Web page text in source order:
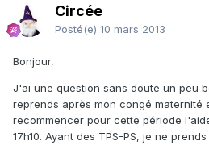
Circée
Posté(e) 10 mars 2013
Bonjour,
J'ai une question sans doute un peu
reprends après mon congé maternité
recommencer pour cette période
17h10. Ayant des TPS-PS, je ne